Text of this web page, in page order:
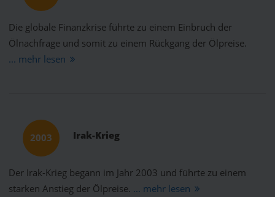
Die globale Finanzkrise führte zu einem Einbruch der
Ölnachfrage und somit zu einem Rückgang der Ölpreise.
... mehr lesen
2003 Irak-Krieg
Der Irak-Krieg begann im Jahr 2003 und führte zu einem
starken Anstieg der Ölpreise. ... mehr lesen